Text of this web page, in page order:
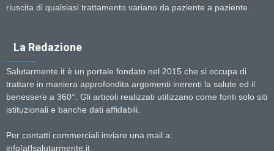
riuscita di qualsiasi trattamento variano da paziente a paziente.
La Redazione
Salutarmente.it è un portale fondato nel 2015 che si occupa di
trattare in maniera approfondita argomenti inerenti la salute ed il
benessere a 360°. Gli articoli realizzati utilizzano come fonti solo siti
istituzionali e banche dati affidabili.
Per contatti commerciali inviare una mail a:
info[at]salutarmente.it